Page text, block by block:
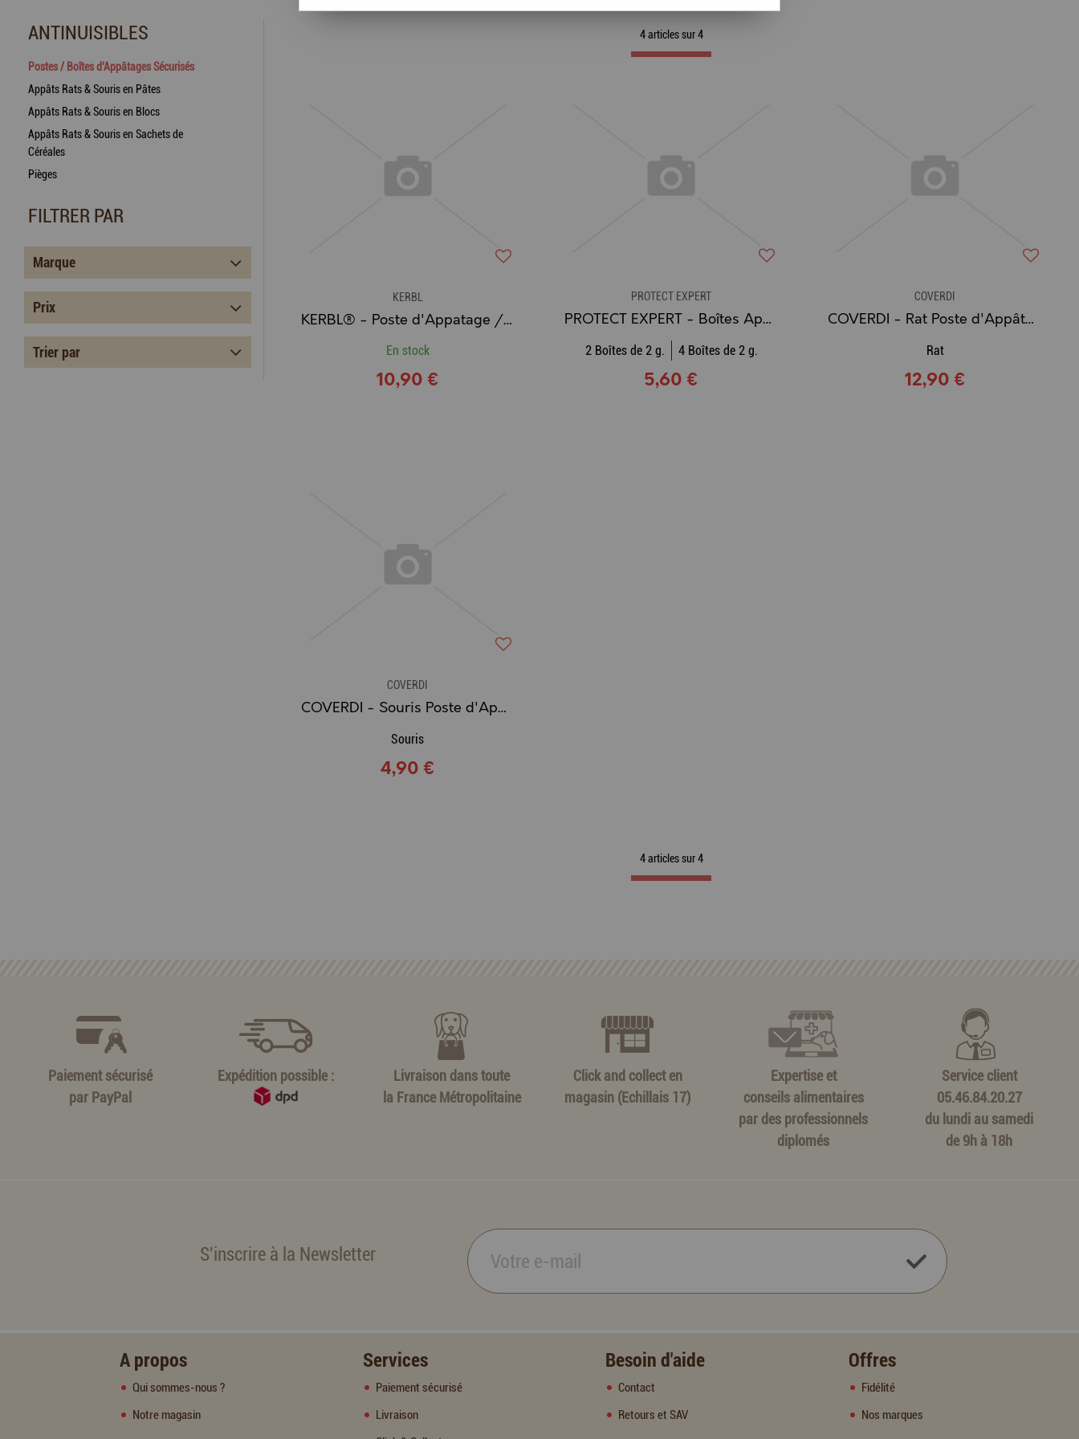
ANTINUISIBLES
Postes / Boîtes d'Appâtages Sécurisés
Appâts Rats & Souris en Pâtes
Appâts Rats & Souris en Blocs
Appâts Rats & Souris en Sachets de
Céréales
Pièges
FILTRER PAR
Marque
Prix
Trier par
4 articles sur 4
KERBL
KERBL® - Poste d'Appatage / Box de Piégeage en PVC pour Rat BlocBox Beta
En stock
10,90 €
PROTECT EXPERT
PROTECT EXPERT - Boîtes Appâts Anti-fourmis
2 Boîtes de 2 g. 4 Boîtes de 2 g.
5,60 €
COVERDI
COVERDI - Rat Poste d'Appâtage sécurisé
Rat
12,90 €
COVERDI
COVERDI - Souris Poste d'Appâtage sécurisé
Souris
4,90 €
4 articles sur 4
Paiement sécurisé
par PayPal
Expédition possible :
Livraison dans toute
la France Métropolitaine
Click and collect en
magasin (Echillais 17)
Expertise et
conseils alimentaires
par des professionnels
diplomés
Service client
05.46.84.20.27
du lundi au samedi
de 9h à 18h
S'inscrire à la Newsletter
A propos
Qui sommes-nous ?
Notre magasin
Services
Paiement sécurisé
Livraison
Besoin d'aide
Contact
Retours et SAV
Offres
Fidélité
Nos marques